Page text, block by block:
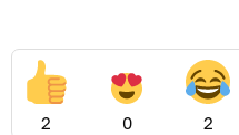
2 0 2